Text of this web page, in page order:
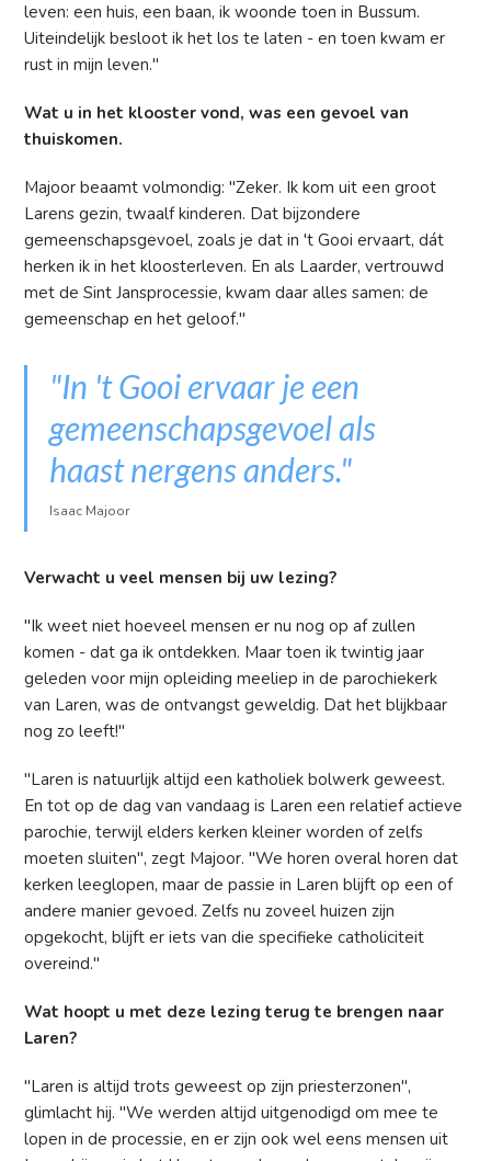
leven: een huis, een baan, ik woonde toen in Bussum.
Uiteindelijk besloot ik het los te laten - en toen kwam er
rust in mijn leven."
Wat u in het klooster vond, was een gevoel van
thuiskomen.
Majoor beaamt volmondig: "Zeker. Ik kom uit een groot
Larens gezin, twaalf kinderen. Dat bijzondere
gemeenschapsgevoel, zoals je dat in 't Gooi ervaart, dát
herken ik in het kloosterleven. En als Laarder, vertrouwd
met de Sint Jansprocessie, kwam daar alles samen: de
gemeenschap en het geloof."
"In 't Gooi ervaar je een
gemeenschapsgevoel als
haast nergens anders."
Isaac Majoor
Verwacht u veel mensen bij uw lezing?
"Ik weet niet hoeveel mensen er nu nog op af zullen
komen - dat ga ik ontdekken. Maar toen ik twintig jaar
geleden voor mijn opleiding meeliep in de parochiekerk
van Laren, was de ontvangst geweldig. Dat het blijkbaar
nog zo leeft!"
"Laren is natuurlijk altijd een katholiek bolwerk geweest.
En tot op de dag van vandaag is Laren een relatief actieve
parochie, terwijl elders kerken kleiner worden of zelfs
moeten sluiten", zegt Majoor. "We horen overal horen dat
kerken leeglopen, maar de passie in Laren blijft op een of
andere manier gevoed. Zelfs nu zoveel huizen zijn
opgekocht, blijft er iets van die specifieke catholiciteit
overeind."
Wat hoopt u met deze lezing terug te brengen naar
Laren?
"Laren is altijd trots geweest op zijn priesterzonen",
glimlacht hij. "We werden altijd uitgenodigd om mee te
lopen in de processie, en er zijn ook wel eens mensen uit